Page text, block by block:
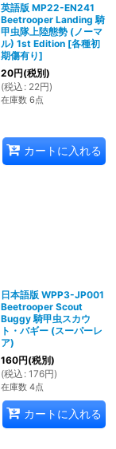
英語版 MP22-EN241
Beetrooper Landing 騎
甲虫隊上陸態勢 (ノーマ
ル) 1st Edition [各種初
期傷有り]
20円(税別)
(税込 : 22円)
在庫数 6点
カートに入れる
日本語版 WPP3-JP001
Beetrooper Scout
Buggy 騎甲虫スカウ
ト・バギー (スーパーレ
ア)
160円(税別)
(税込 : 176円)
在庫数 4点
カートに入れる